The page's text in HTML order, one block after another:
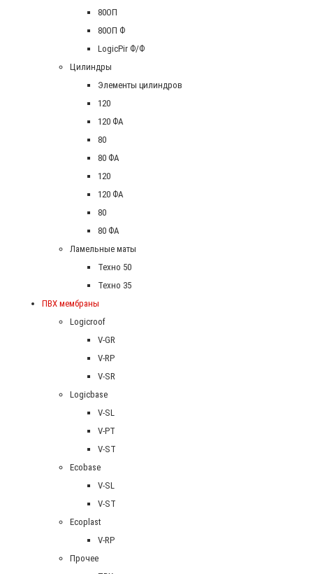
80ОП
80ОП Ф
LogicPir Ф/Ф
Цилиндры
Элементы цилиндров
120
120 ФА
80
80 ФА
120
120 ФА
80
80 ФА
Ламельные маты
Техно 50
Техно 35
ПВХ мембраны
Logicroof
V-GR
V-RP
V-SR
Logicbase
V-SL
V-PT
V-ST
Ecobase
V-SL
V-ST
Ecoplast
V-RP
Прочее